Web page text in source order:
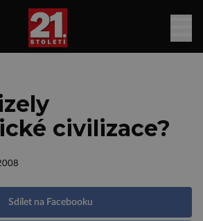
civilizace?
Sdílet na Facebooku